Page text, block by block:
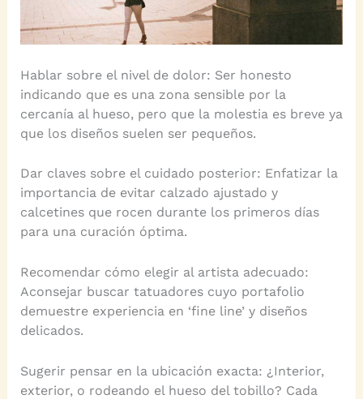
Hablar sobre el nivel de dolor: Ser honesto
indicando que es una zona sensible por la
cercanía al hueso, pero que la molestia es breve ya
que los diseños suelen ser pequeños.
Dar claves sobre el cuidado posterior: Enfatizar la
importancia de evitar calzado ajustado y
calcetines que rocen durante los primeros días
para una curación óptima.
Recomendar cómo elegir al artista adecuado:
Aconsejar buscar tatuadores cuyo portafolio
demuestre experiencia en ‘fine line’ y diseños
delicados.
Sugerir pensar en la ubicación exacta: ¿Interior,
exterior, o rodeando el hueso del tobillo? Cada